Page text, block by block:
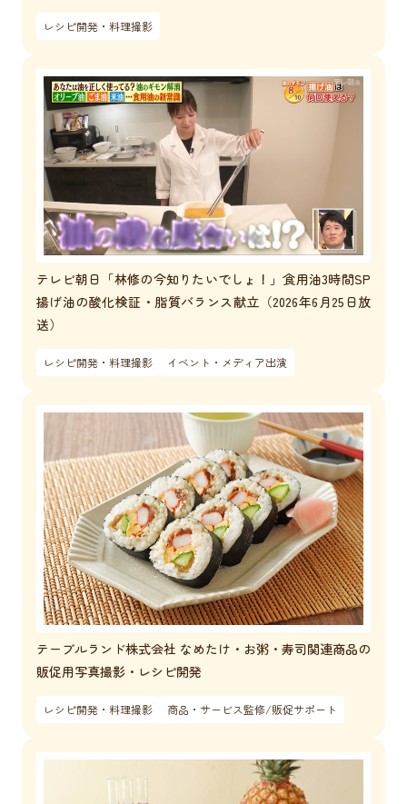
レシピ開発・料理撮影
テレビ朝日「林修の今知りたいでしょ！」食用油3時間SP
揚げ油の酸化検証・脂質バランス献立（2026年6月25日放
送）
レシピ開発・料理撮影 イベント・メディア出演
テーブルランド株式会社 なめたけ・お粥・寿司関連商品の
販促用写真撮影・レシピ開発
レシピ開発・料理撮影 商品・サービス監修/販促サポート